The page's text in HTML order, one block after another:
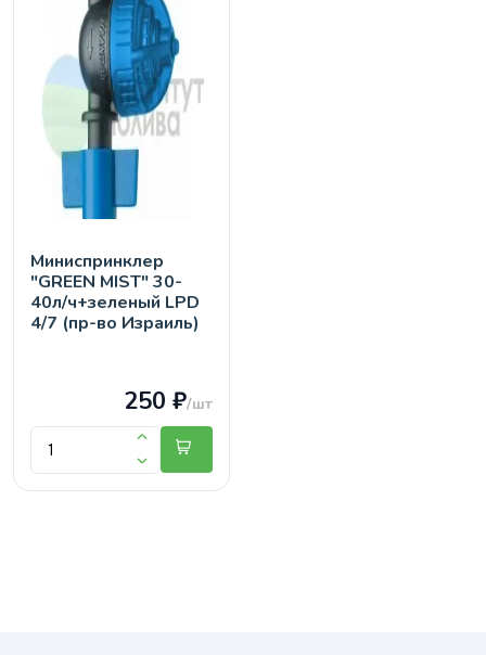
Миниспринклер
"GREEN MIST" 30-
40л/ч+зеленый LPD
4/7 (пр-во Израиль)
250 ₽/шт